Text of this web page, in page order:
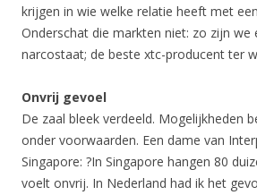
krijgen in wie welke relatie heeft met
Onderschat die markten niet: zo zijn we
narcostaat; de beste xtc-producent ter
Onvrij gevoel
De zaal bleek verdeeld. Mogelijkheden
onder voorwaarden. Een dame van
Singapore: ?In Singapore hangen 80
voelt onvrij. In Nederland had ik het